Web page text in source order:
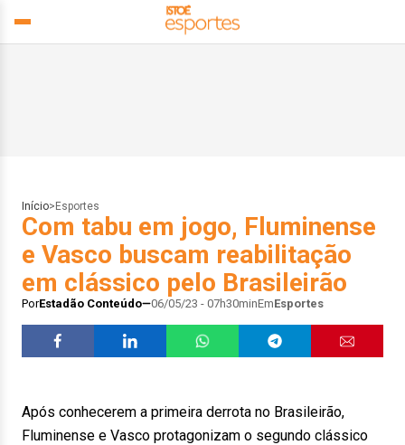
Início> Esportes
Com tabu em jogo, Fluminense
e Vasco buscam reabilitação
em clássico pelo Brasileirão
PorEstadão Conteúdo 06/05/23 - 07h30minEmEsportes
Após conhecerem a primeira derrota no Brasileirão,
Fluminense e Vasco protagonizam o segundo clássico